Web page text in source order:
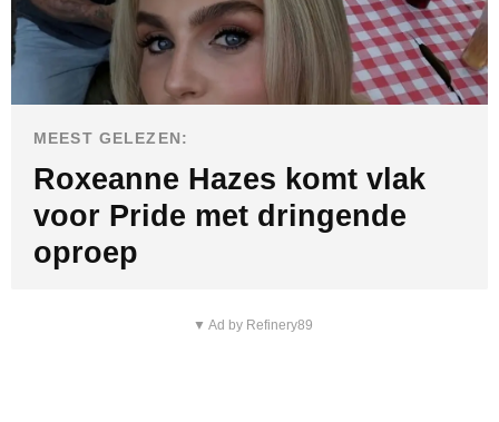
MEEST GELEZEN:
Roxeanne Hazes komt vlak
voor Pride met dringende
oproep
▼ Ad by Refinery89